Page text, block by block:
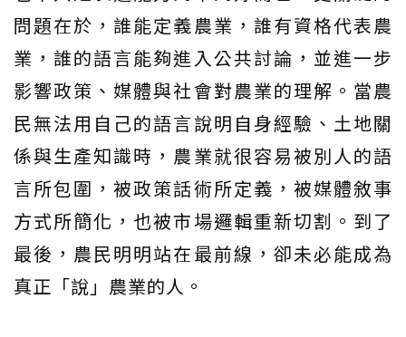
問題在於，誰能定義農業，誰有資格代表農
業，誰的語言能夠進入公共討論，並進一步
影響政策、媒體與社會對農業的理解。當農
民無法用自己的語言說明自身經驗、土地關
係與生產知識時，農業就很容易被別人的語
言所包圍，被政策話術所定義，被媒體敘事
方式所簡化，也被市場邏輯重新切割。到了
最後，農民明明站在最前線，卻未必能成為
真正「說」農業的人。